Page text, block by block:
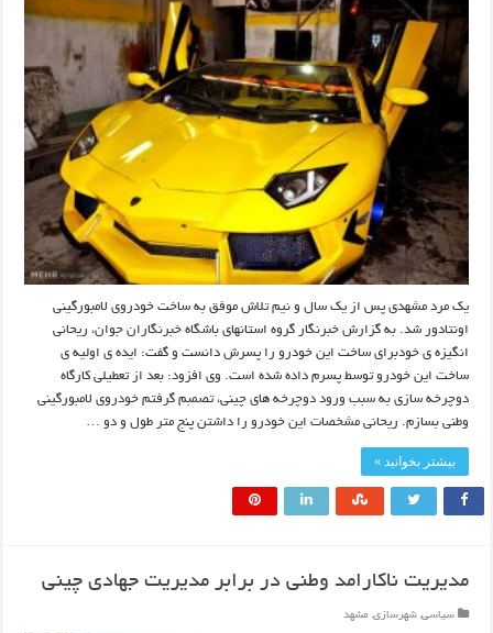
یک مرد مشهدی پس از یک سال و نیم تلاش موفق به ساخت خودروی لامبورگینی
اونتادور شد. به گزارش خبرنگار گروه استانهای باشگاه خبرنگاران جوان، ریحانی
انگیزه ی خودبرای ساخت این خودرو را پسرش دانست و گفت: ایده ی اولیه ی
ساخت این خودرو توسط پسرم داده شده است. وی افزود: بعد از تعطیلی کارگاه
دوچرخه سازی به سبب ورود دوچرخه های چینی، تصمبم گرفتم خودروی لامبورگینی
وطنی بسازم. ریحانی مشخصات این خودرو را داشتن پنج متر طول و دو …
بیشتر بخوانید »
مدیریت ناکارامد وطنی در برابر مدیریت جهادی چینی
سیاسی, شهرسازی, مشهد